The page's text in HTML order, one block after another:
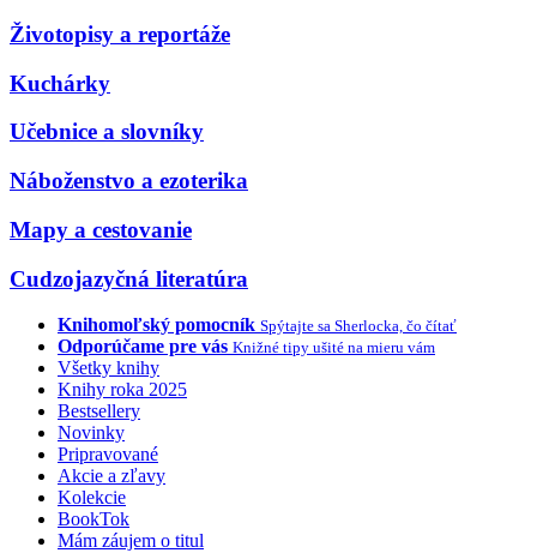
Životopisy a reportáže
Kuchárky
Učebnice a slovníky
Náboženstvo a ezoterika
Mapy a cestovanie
Cudzojazyčná literatúra
Knihomoľský pomocník Spýtajte sa Sherlocka, čo čítať
Odporúčame pre vás Knižné tipy ušité na mieru vám
Všetky knihy
Knihy roka 2025
Bestsellery
Novinky
Pripravované
Akcie a zľavy
Kolekcie
BookTok
Mám záujem o titul